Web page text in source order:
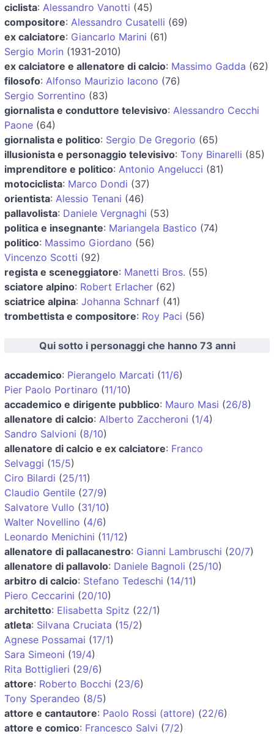
ciclista: Alessandro Vanotti (45)
compositore: Alessandro Cusatelli (69)
ex calciatore: Giancarlo Marini (61)
Sergio Morin (1931-2010)
ex calciatore e allenatore di calcio: Massimo Gadda (62)
filosofo: Alfonso Maurizio Iacono (76)
Sergio Sorrentino (83)
giornalista e conduttore televisivo: Alessandro Cecchi
Paone (64)
giornalista e politico: Sergio De Gregorio (65)
illusionista e personaggio televisivo: Tony Binarelli (85)
imprenditore e politico: Antonio Angelucci (81)
motociclista: Marco Dondi (37)
orientista: Alessio Tenani (46)
pallavolista: Daniele Vergnaghi (53)
politica e insegnante: Mariangela Bastico (74)
politico: Massimo Giordano (56)
Vincenzo Scotti (92)
regista e sceneggiatore: Manetti Bros. (55)
sciatore alpino: Robert Erlacher (62)
sciatrice alpina: Johanna Schnarf (41)
trombettista e compositore: Roy Paci (56)
Qui sotto i personaggi che hanno 73 anni
accademico: Pierangelo Marcati (11/6)
Pier Paolo Portinaro (11/10)
accademico e dirigente pubblico: Mauro Masi (26/8)
allenatore di calcio: Alberto Zaccheroni (1/4)
Sandro Salvioni (8/10)
allenatore di calcio e ex calciatore: Franco
Selvaggi (15/5)
Ciro Bilardi (25/11)
Claudio Gentile (27/9)
Salvatore Vullo (31/10)
Walter Novellino (4/6)
Leonardo Menichini (11/12)
allenatore di pallacanestro: Gianni Lambruschi (20/7)
allenatore di pallavolo: Daniele Bagnoli (25/10)
arbitro di calcio: Stefano Tedeschi (14/11)
Piero Ceccarini (20/10)
architetto: Elisabetta Spitz (22/1)
atleta: Silvana Cruciata (15/2)
Agnese Possamai (17/1)
Sara Simeoni (19/4)
Rita Bottiglieri (29/6)
attore: Roberto Bocchi (23/6)
Tony Sperandeo (8/5)
attore e cantautore: Paolo Rossi (attore) (22/6)
attore e comico: Francesco Salvi (7/2)